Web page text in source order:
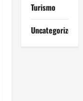
Turismo
Uncategorized